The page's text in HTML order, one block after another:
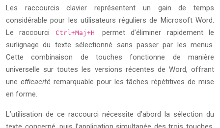
Les raccourcis clavier représentent un gain de temps
considérable pour les utilisateurs réguliers de Microsoft Word.
Le raccourci
Ctrl+Maj+Hpermet d’éliminer rapidement le
surlignage du texte sélectionné sans passer par les menus.
Cette combinaison de touches fonctionne de manière
universelle sur toutes les versions récentes de Word, offrant
une efficacité remarquable pour les tâches répétitives de mise
en forme.
L’utilisation de ce raccourci nécessite d’abord la sélection du